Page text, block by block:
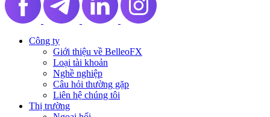
Công ty
Giới thiệu về BelleoFX
Loại tài khoản
Nghề nghiệp
Câu hỏi thường gặp
Liên hệ chúng tôi
Thị trường